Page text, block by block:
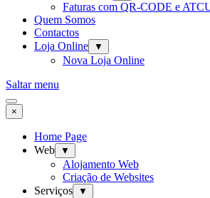
Faturas com QR-CODE e
Quem Somos
Contactos
Loja Online
▼
Nova Loja Online
Saltar menu
×
Home Page
Web
▼
Alojamento Web
Criação de Websites
Serviços
▼